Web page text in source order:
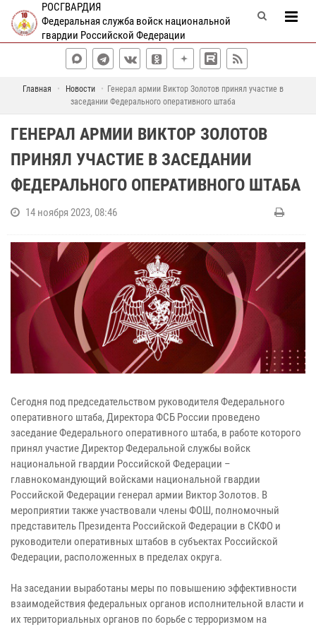
РОСГВАРДИЯ
Федеральная служба войск национальной
гвардии Российской Федерации
Главная Новости
Генерал армии Виктор Золотов принял участие в
заседании Федерального оперативного штаба
ГЕНЕРАЛ АРМИИ ВИКТОР ЗОЛОТОВ
ПРИНЯЛ УЧАСТИЕ В ЗАСЕДАНИИ
ФЕДЕРАЛЬНОГО ОПЕРАТИВНОГО ШТАБА
14 ноября 2023, 08:46
Сегодня под председательством руководителя Федерального
оперативного штаба, Директора ФСБ России проведено
заседание Федерального оперативного штаба, в работе которого
принял участие Директор Федеральной службы войск
национальной гвардии Российской Федерации –
главнокомандующий войсками национальной гвардии
Российской Федерации генерал армии Виктор Золотов. В
мероприятии также участвовали члены ФОШ, полномочный
представитель Президента Российской Федерации в СКФО и
руководители оперативных штабов в субъектах Российской
Федерации, расположенных в пределах округа.
На заседании выработаны меры по повышению эффективности
взаимодействия федеральных органов исполнительной власти и
их территориальных органов по борьбе с терроризмом на